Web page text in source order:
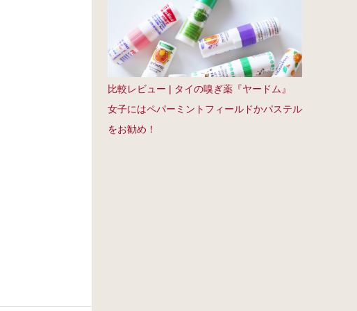
比較レビュー | タイの嗅ぎ薬『ヤードム』
女子にはペパーミントフィールドかパステル
をお勧め！